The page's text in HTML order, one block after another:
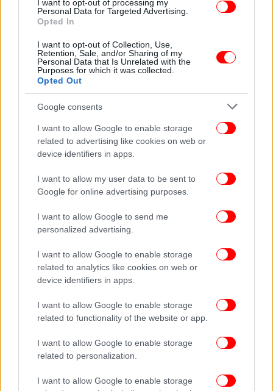
I want to opt-out of processing my
Personal Data for Targeted Advertising.
Opted In
I want to opt-out of Collection, Use,
Retention, Sale, and/or Sharing of my
Personal Data that Is Unrelated with the
Purposes for which it was collected.
Opted Out
Google consents
I want to allow Google to enable storage
related to advertising like cookies on web or
device identifiers in apps.
I want to allow my user data to be sent to
Google for online advertising purposes.
I want to allow Google to send me
personalized advertising.
I want to allow Google to enable storage
related to analytics like cookies on web or
device identifiers in apps.
I want to allow Google to enable storage
related to functionality of the website or app.
I want to allow Google to enable storage
related to personalization.
I want to allow Google to enable storage
03/05/2026 08:40
Γουίλιαμ & Κέιτ: Το ζευγάρι από το οποίο
κρέμεται πλέον το μέλλον της βρετανικής
μοναρχίας -Γιατί δεν έχουν καμία σχέση με τους
άλλους
29/04/2026 16:19
Με μια τελείως διαφορετική φωτό γιόρτασαν τα
15 χρόνια γάμου Γουίλιαμ και Κέιτ -Οπως δεν
τους έχει ξαναδεί κανείς και τους 5